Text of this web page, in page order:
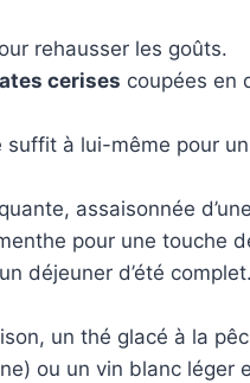
rehausser les goûts.
cerises coupées en
suffit à lui-même pour
assaisonnée
pour une touche
déjeuner d’été complet.
un thé glacé à la
ou un vin blanc léger